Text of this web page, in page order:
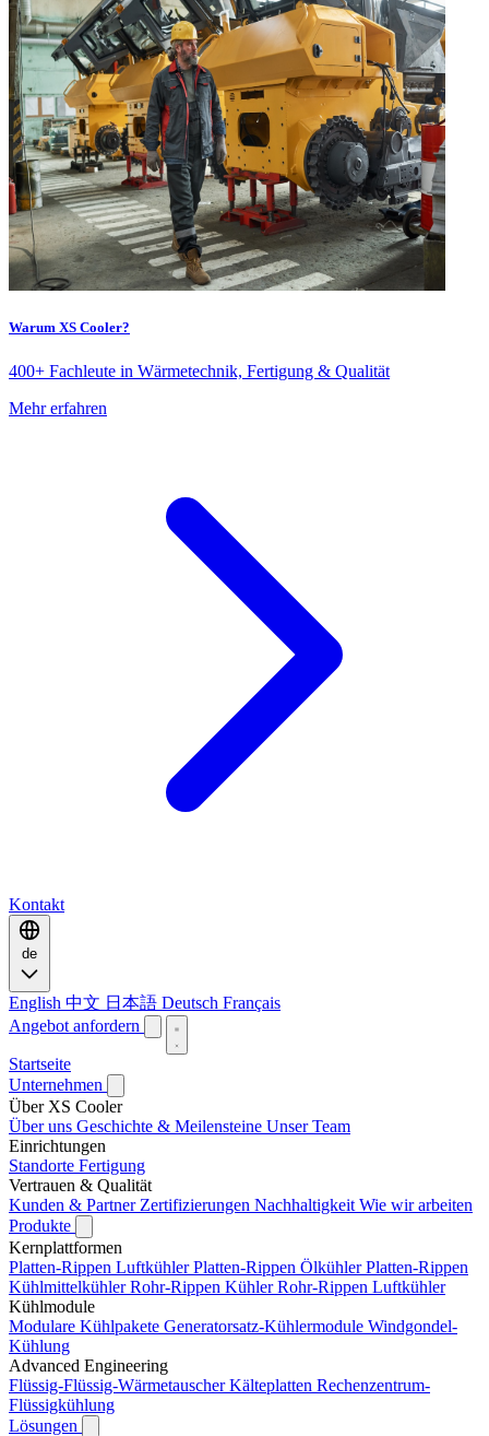
Warum XS Cooler?
400+ Fachleute in Wärmetechnik, Fertigung & Qualität
Mehr erfahren
Kontakt
de
English 中文 日本語 Deutsch Français
Angebot anfordern
Startseite
Unternehmen
Über XS Cooler
Über uns Geschichte & Meilensteine Unser Team
Einrichtungen
Standorte Fertigung
Vertrauen & Qualität
Kunden & Partner Zertifizierungen Nachhaltigkeit Wie wir arbeiten
Produkte
Kernplattformen
Platten-Rippen LuftkühlerPlatten-Rippen ÖlkühlerPlatten-Rippen
KühlmittelkühlerRohr-Rippen KühlerRohr-Rippen Luftkühler
Kühlmodule
Modulare Kühlpakete Generatorsatz-Kühlermodule Windgondel-
Kühlung
Advanced Engineering
Flüssig-Flüssig-WärmetauscherKälteplatten Rechenzentrum-
Flüssigkühlung
Lösungen